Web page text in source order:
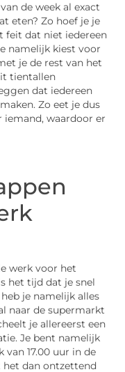
de week al exact
eten? Zo hoef je je
feit dat niet iedereen
namelijk kiest voor
je de rest van het
tientallen
dat iedereen
Zo eet je dus
iemand, waardoor er
werk voor het
het tijd dat je snel
je namelijk alles
naar de supermarkt
je allereerst een
Je bent namelijk
van 17.00 uur in de
dan ontzettend